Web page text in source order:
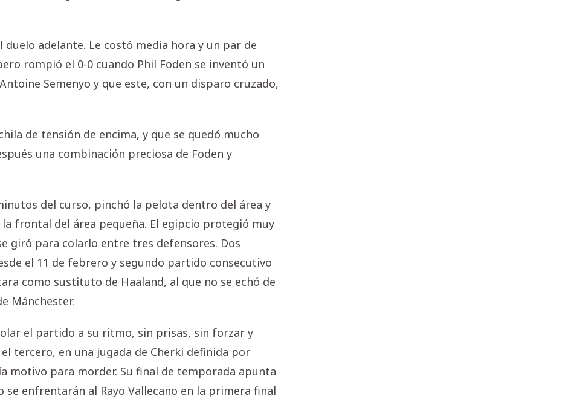
duelo adelante. Le costó media hora y un par de
rompió el 0-0 cuando Phil Foden se inventó un
Semenyo y que este, con un disparo cruzado,
de tensión de encima, y que se quedó mucho
una combinación preciosa de Foden y
del curso, pinchó la pelota dentro del área y
frontal del área pequeña. El egipcio protegió muy
giró para colarlo entre tres defensores. Dos
el 11 de febrero y segundo partido consecutivo
como sustituto de Haaland, al que no se echó de
Mánchester.
el partido a su ritmo, sin prisas, sin forzar y
tercero, en una jugada de Cherki definida por
motivo para morder. Su final de temporada apunta
enfrentarán al Rayo Vallecano en la primera final